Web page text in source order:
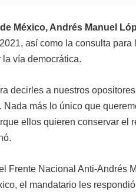
México, Andrés Manuel
así como la consulta
vía democrática.
decirles a nuestros
Nada más lo único que
ellos quieren conservar el
Frente Nacional Anti-Andrés
el mandatario les